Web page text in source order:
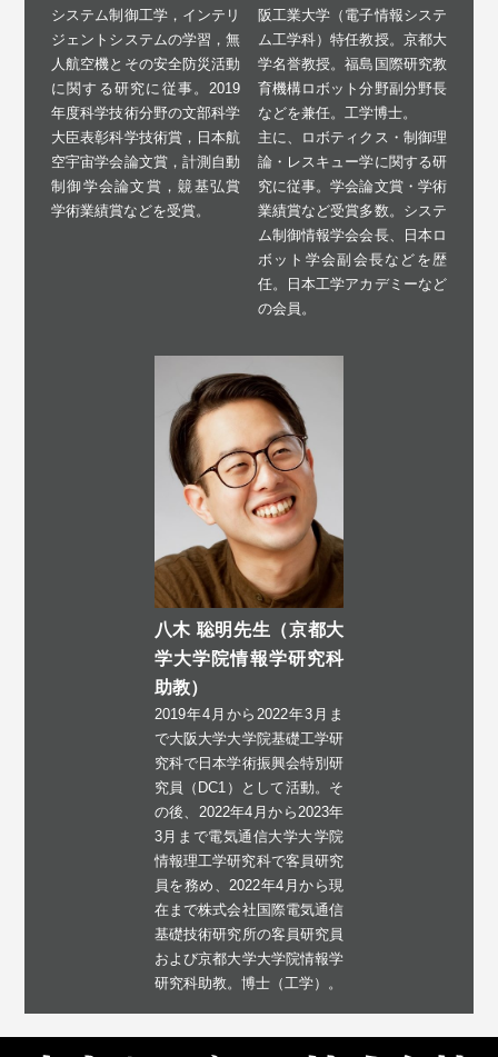
システム制御工学，インテリ
ジェントシステムの学習，無
人航空機とその安全防災活動
に関する研究に従事。2019
年度科学技術分野の文部科学
大臣表彰科学技術賞，日本航
空宇宙学会論文賞，計測自動
制御学会論文賞，竸基弘賞
学術業績賞などを受賞。
阪工業大学（電子情報システ
ム工学科）特任教授。京都大
学名誉教授。福島国際研究教
育機構ロボット分野副分野長
などを兼任。工学博士。
主に、ロボティクス・制御理
論・レスキュー学に関する研
究に従事。学会論文賞・学術
業績賞など受賞多数。システ
ム制御情報学会会長、日本ロ
ボット学会副会長などを歴
任。日本工学アカデミーなど
の会員。
八木 聡明先生（京都大
学大学院情報学研究科
助教）
2019年4月から2022年3月ま
で大阪​大学大学院基礎工学研
究科で日本​学術振興会特別研
究員（DC1）と​して活動。そ
の後、2022年4月か​ら2023年
3月まで電気通信大学大​学院
情報理工学研究科で客員研究​
員を務め、2022年4月から現
在ま​で株式会社国際電気通信
基礎技術​研究所の客員研究員
および京都大​学大学院情報学
研究科助教。博士（工学）。